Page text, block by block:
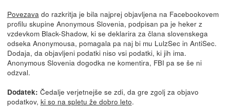
Povezava do razkritja je bila najprej objavljena na Facebookovem
profilu skupine Anonymous Slovenia, podpisan pa je heker z
vzdevkom Black-Shadow, ki se deklarira za člana slovenskega
odseka Anonymousa, pomagala pa naj bi mu LulzSec in AntiSec.
Dodaja, da objavljeni podatki niso vsi podatki, ki jih ima.
Anonymous Slovenia dogodka ne komentira, FBI pa se še ni
odzval.
Dodatek: Čedalje verjetnejše se zdi, da gre zgolj za objavo
podatkov, ki so na spletu že dobro leto.